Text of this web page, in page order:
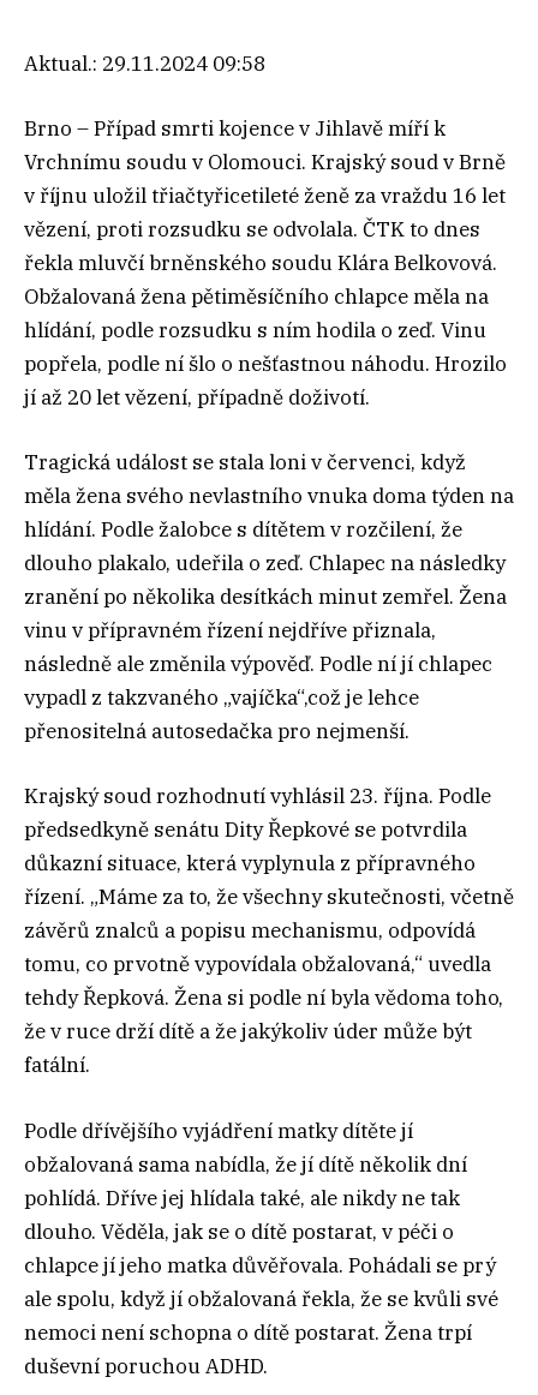
Aktual.: 29.11.2024 09:58
Brno – Případ smrti kojence v Jihlavě míří k
Vrchnímu soudu v Olomouci. Krajský soud v Brně
v říjnu uložil třiačtyřicetileté ženě za vraždu 16 let
vězení, proti rozsudku se odvolala. ČTK to dnes
řekla mluvčí brněnského soudu Klára Belkovová.
Obžalovaná žena pětiměsíčního chlapce měla na
hlídání, podle rozsudku s ním hodila o zeď. Vinu
popřela, podle ní šlo o nešťastnou náhodu. Hrozilo
jí až 20 let vězení, případně doživotí.
Tragická událost se stala loni v červenci, když
měla žena svého nevlastního vnuka doma týden na
hlídání. Podle žalobce s dítětem v rozčilení, že
dlouho plakalo, udeřila o zeď. Chlapec na následky
zranění po několika desítkách minut zemřel. Žena
vinu v přípravném řízení nejdříve přiznala,
následně ale změnila výpověď. Podle ní jí chlapec
vypadl z takzvaného „vajíčka“,což je lehce
přenositelná autosedačka pro nejmenší.
Krajský soud rozhodnutí vyhlásil 23. října. Podle
předsedkyně senátu Dity Řepkové se potvrdila
důkazní situace, která vyplynula z přípravného
řízení. „Máme za to, že všechny skutečnosti, včetně
závěrů znalců a popisu mechanismu, odpovídá
tomu, co prvotně vypovídala obžalovaná,“ uvedla
tehdy Řepková. Žena si podle ní byla vědoma toho,
že v ruce drží dítě a že jakýkoliv úder může být
fatální.
Podle dřívějšího vyjádření matky dítěte jí
obžalovaná sama nabídla, že jí dítě několik dní
pohlídá. Dříve jej hlídala také, ale nikdy ne tak
dlouho. Věděla, jak se o dítě postarat, v péči o
chlapce jí jeho matka důvěřovala. Pohádali se prý
ale spolu, když jí obžalovaná řekla, že se kvůli své
nemoci není schopna o dítě postarat. Žena trpí
duševní poruchou ADHD.